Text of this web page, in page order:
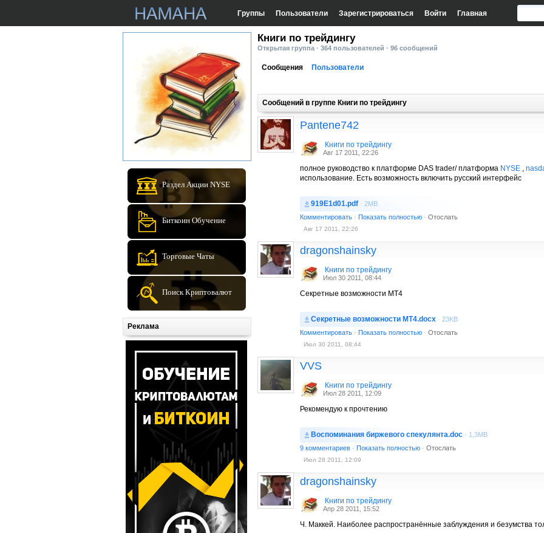
Группы Пользователи Зарегистрироваться Войти Главная
Раздел Акции NYSE
Биткоин Обучение
Торговые Чаты
Поиск Криптовалют
Реклама
Книги по трейдингу
Открытая группа · 364 пользователей · 96 сообщений
Сообщения Пользователи
Сообщений в группе Книги по трейдингу
Pantene742
Книги по трейдингу
Авг 17 2011, 22:26
полное руководство к платформе DAS trader/ платформа NYSE ,
использование. Есть возможность включить русский интерфейс
919E1d01.pdf · 2MB
Комментировать · Показать полностью · Отослать
Авг 17 2011, 22:26
dragonshainsky
Книги по трейдингу
Июл 30 2011, 08:44
Секретные возможности МТ4
Секретные возможности МТ4.docx · 23KB
Комментировать · Показать полностью · Отослать
Июл 30 2011, 08:44
VVS
Книги по трейдингу
Июл 28 2011, 12:09
Рекомендую к прочтению
Воспоминания биржевого спекулянта.doc · 1,3MB
9 комментариев · Показать полностью · Отослать
Июл 28 2011, 12:09
dragonshainsky
Книги по трейдингу
Апр 28 2011, 15:52
Ч. Маккей. Наиболее распространённые заблуждения и безумства